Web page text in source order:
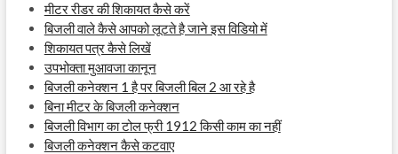
मीटर रीडर की शिकायत कैसे करें
बिजली वाले कैसे आपको लूटते है जाने इस विडियो में
शिकायत पत्र कैसे लिखें
उपभोक्ता मुआवजा कानून
बिजली कनेक्शन 1 है पर बिजली बिल 2 आ रहे है
बिना मीटर के बिजली कनेक्शन
बिजली विभाग का टोल फ्री 1912 किसी काम का नहीं
बिजली कनेक्शन कैसे कटवाए